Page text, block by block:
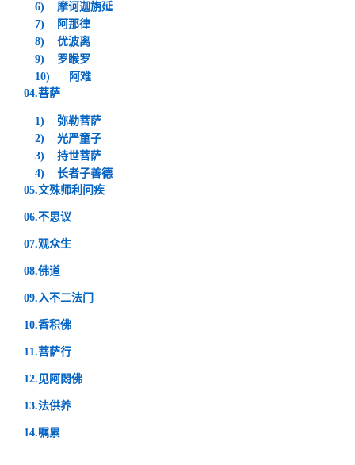
6)
摩诃迦旃延
7)
阿那律
8)
优波离
9)
罗 睺罗
10)
阿难
04.菩萨
1)
弥勒菩萨
2)
光严童子
3)
持世菩萨
4)
长者子善德
05.文殊师利问疾
06.不思议
07.观众生
08.佛道
09.入不二法门
10.香积佛
11.菩萨行
12.见阿閦佛
13.法供养
14.嘱累